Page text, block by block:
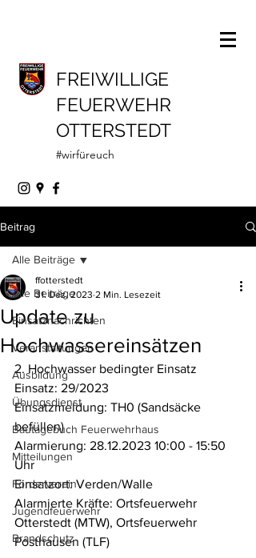
FREIWILLIGE
FEUERWEHR
OTTERSTEDT
#wirfüreuch
Beitrag
Alle Beiträge
Einsatznachrichten
Veranstaltungen
Ausbildung
Übungsdienst
Bautagebuch Feuerwehrhaus
Mitteilungen
Förderverein
Jugendfeuerwehr
Brandschutz
Alle Beiträge
Update zu
Hochwassereinsätzen
ffotterstedt
31. Dez. 2023 2 Min. Lesezeit
2. Hochwasser bedingter Einsatz
Einsatz: 29/2023
Einsatzmeldung: TH0 (Sandsäcke
befüllen)
Alarmierung: 28.12.2023 10:00 - 15:50
Uhr
Einsatzort: Verden/Walle
Alarmierte Kräfte: Ortsfeuerwehr
Otterstedt (MTW), Ortsfeuerwehr
Posthausen (TLF)